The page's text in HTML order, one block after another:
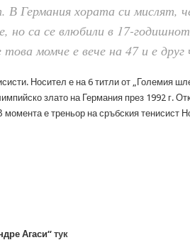
В Германия хората си мислят,
са се влюбили в 17-
момче е вече на 47 и е друг
Носител е на 6 титли от „Големия
злато на Германия през 1992 г.
момента е треньор на сръбския тенисист
Агаси“ тук